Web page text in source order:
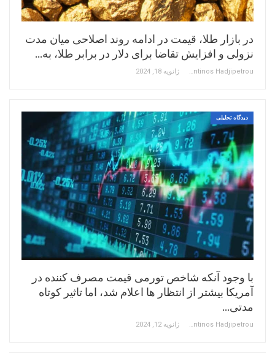
در بازار طلا، قیمت در ادامه روند اصلاحی میان مدت
نزولی و افزایش تقاضا برای دلار در برابر طلا، به…
Constantinos Hadjipetrou ژانویه 18, 2024
دیدگاه تحلیلی
با وجود آنکه شاخص تورمی قیمت مصرف کننده در
آمریکا بیشتر از انتظار ها اعلام شد، اما تاثیر کوتاه
مدتی…
Constantinos Hadjipetrou ژانویه 12, 2024